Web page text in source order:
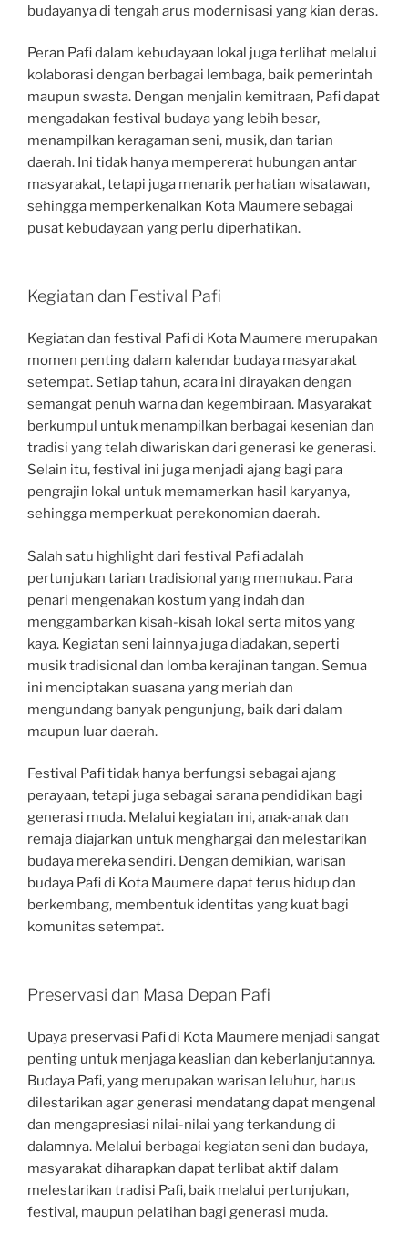
budayanya di tengah arus modernisasi yang kian deras.
Peran Pafi dalam kebudayaan lokal juga terlihat melalui
kolaborasi dengan berbagai lembaga, baik pemerintah
maupun swasta. Dengan menjalin kemitraan, Pafi dapat
mengadakan festival budaya yang lebih besar,
menampilkan keragaman seni, musik, dan tarian
daerah. Ini tidak hanya mempererat hubungan antar
masyarakat, tetapi juga menarik perhatian wisatawan,
sehingga memperkenalkan Kota Maumere sebagai
pusat kebudayaan yang perlu diperhatikan.
Kegiatan dan Festival Pafi
Kegiatan dan festival Pafi di Kota Maumere merupakan
momen penting dalam kalendar budaya masyarakat
setempat. Setiap tahun, acara ini dirayakan dengan
semangat penuh warna dan kegembiraan. Masyarakat
berkumpul untuk menampilkan berbagai kesenian dan
tradisi yang telah diwariskan dari generasi ke generasi.
Selain itu, festival ini juga menjadi ajang bagi para
pengrajin lokal untuk memamerkan hasil karyanya,
sehingga memperkuat perekonomian daerah.
Salah satu highlight dari festival Pafi adalah
pertunjukan tarian tradisional yang memukau. Para
penari mengenakan kostum yang indah dan
menggambarkan kisah-kisah lokal serta mitos yang
kaya. Kegiatan seni lainnya juga diadakan, seperti
musik tradisional dan lomba kerajinan tangan. Semua
ini menciptakan suasana yang meriah dan
mengundang banyak pengunjung, baik dari dalam
maupun luar daerah.
Festival Pafi tidak hanya berfungsi sebagai ajang
perayaan, tetapi juga sebagai sarana pendidikan bagi
generasi muda. Melalui kegiatan ini, anak-anak dan
remaja diajarkan untuk menghargai dan melestarikan
budaya mereka sendiri. Dengan demikian, warisan
budaya Pafi di Kota Maumere dapat terus hidup dan
berkembang, membentuk identitas yang kuat bagi
komunitas setempat.
Preservasi dan Masa Depan Pafi
Upaya preservasi Pafi di Kota Maumere menjadi sangat
penting untuk menjaga keaslian dan keberlanjutannya.
Budaya Pafi, yang merupakan warisan leluhur, harus
dilestarikan agar generasi mendatang dapat mengenal
dan mengapresiasi nilai-nilai yang terkandung di
dalamnya. Melalui berbagai kegiatan seni dan budaya,
masyarakat diharapkan dapat terlibat aktif dalam
melestarikan tradisi Pafi, baik melalui pertunjukan,
festival, maupun pelatihan bagi generasi muda.